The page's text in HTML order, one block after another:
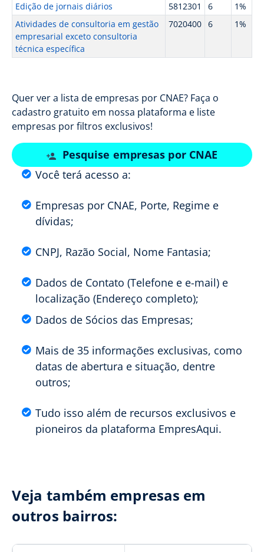
Edição de jornais diários 5812301 6
1%
Atividades de consultoria em gestão
empresarial exceto consultoria
técnica específica
7020400 6 1%
Quer ver a lista de empresas por CNAE? Faça o
cadastro gratuito em nossa plataforma e liste
empresas por filtros exclusivos!
Pesquise empresas por CNAE
Você terá acesso a:
Empresas por CNAE, Porte, Regime e
dívidas;
CNPJ, Razão Social, Nome Fantasia;
Dados de Contato (Telefone e e-mail) e
localização (Endereço completo);
Dados de Sócios das Empresas;
Mais de 35 informações exclusivas, como
datas de abertura e situação, dentre
outros;
Tudo isso além de recursos exclusivos e
pioneiros da plataforma EmpresAqui.
Veja também empresas em
outros bairros: